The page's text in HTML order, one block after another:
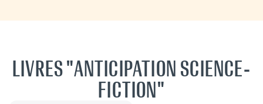
LIVRES "ANTICIPATION SCIENCE-
FICTION"